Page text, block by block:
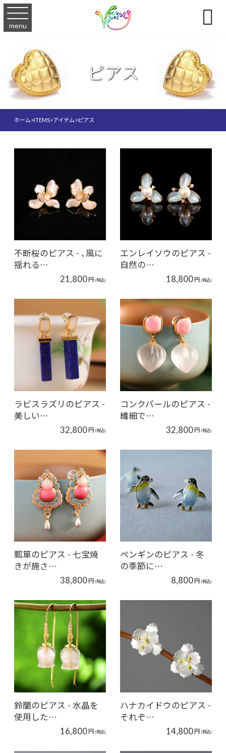
menu 
ピアス
ホーム>ITEMS>アイテム>ピアス
不断桜のピアス - 、風に
揺れる…
21,800円 (税込)
エンレイソウのピアス -
自然の…
18,800円 (税込)
ラピスラズリのピアス -
美しい…
32,800円 (税込)
コンクパールのピアス -
繊細で…
32,800円 (税込)
瓢箪のピアス - 七宝焼
きが施さ…
38,800円 (税込)
ペンギンのピアス - 冬
の季節に…
8,800円 (税込)
鈴蘭のピアス - 水晶を
使用した…
16,800円 (税込)
ハナカイドウのピアス -
それぞ…
14,800円 (税込)